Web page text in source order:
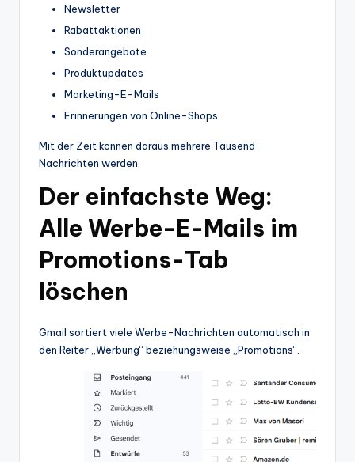
Newsletter
Rabattaktionen
Sonderangebote
Produktupdates
Marketing-E-Mails
Erinnerungen von Online-Shops
Mit der Zeit können daraus mehrere Tausend
Nachrichten werden.
Der einfachste Weg:
Alle Werbe-E-Mails im
Promotions-Tab
löschen
Gmail sortiert viele Werbe-Nachrichten automatisch in
den Reiter „Werbung“ beziehungsweise „Promotions“.